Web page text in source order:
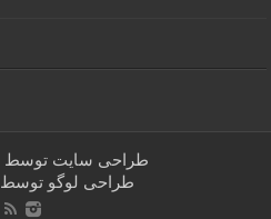
طراحی سایت توسط
طراحی لوگو توسط